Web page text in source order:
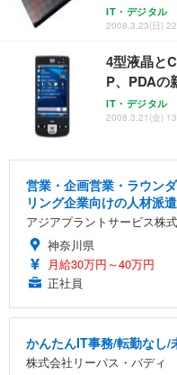
IT・デジタル
2008.3.23(日)
4型液晶と
P、PDAの
IT・デジタル
2008.3.21(金)
営業・企画営業・ラウン
リング企業向けの人材派
アジアプラントサービス株
神奈川県
月給30万円～40万円
正社員
かんたんIT事務/転勤なし/
株式会社リーパス・バディ